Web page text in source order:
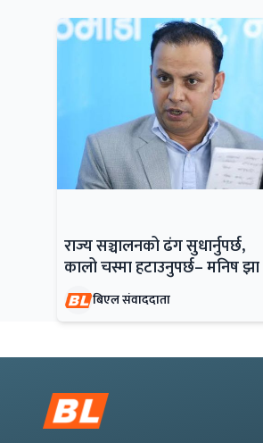
राज्य सञ्चालनको ढंग सुधार्नुपर्छ,
कालो चस्मा हटाउनुपर्छ– मनिष झा
बिएल संवाददाता